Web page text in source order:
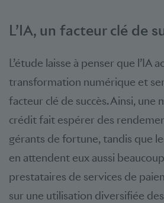
L’IA, un facteur clé de
L’étude laisse à penser que l’IA
transformation numérique et
facteur clé de succès. Ainsi, une
crédit fait espérer des
gérants de fortune, tandis que
en attendent eux aussi
prestataires de services de
sur une utilisation diversifiée